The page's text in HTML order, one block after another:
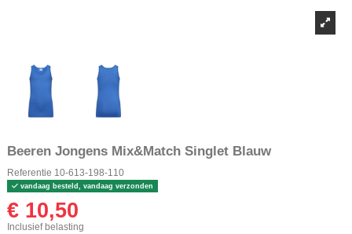
Beeren Jongens Mix&Match Singlet Blauw
Referentie 10-613-198-110
vandaag besteld, vandaag verzonden
€ 10,50
Inclusief belasting